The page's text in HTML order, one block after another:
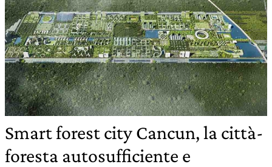
Smart forest city Cancun, la città-
foresta autosufficiente e